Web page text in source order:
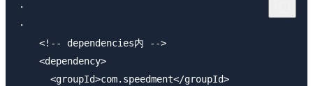
・
・
    <!-- dependencies内 -->
    <dependency>
      <groupId>com.speedment</groupId>